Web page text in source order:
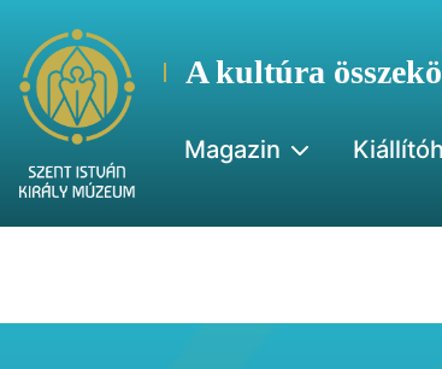
A kultúra
Magazin